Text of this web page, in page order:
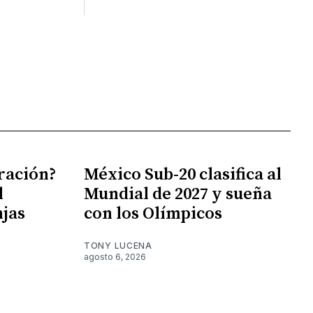
México Sub-20 clasifica al
Mundial de 2027 y sueña
con los Olímpicos
TONY LUCENA
agosto 6, 2026